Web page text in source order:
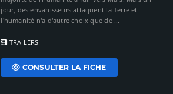
jour, des envahisseurs attaquent la Terre et
l'humanité n'a d'autre choix que de ...
TRAILERS
CONSULTER LA FICHE